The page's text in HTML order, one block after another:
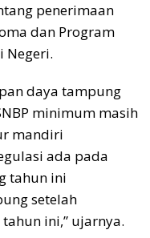
penerimaan
dan Program
Negeri.
daya tampung
minimum masih
mandiri
ada pada
tahun ini
setelah
ini,” ujarnya.